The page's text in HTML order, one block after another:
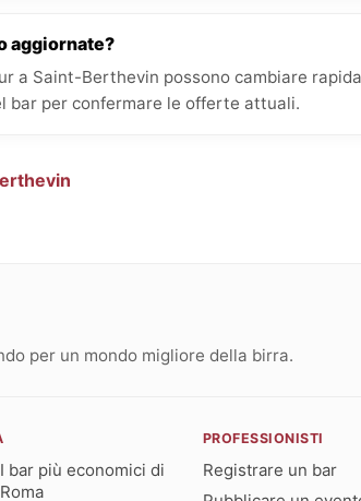
aggiornate?
a Saint-Berthevin possono cambiare
bar per confermare le offerte attuali.
per un mondo migliore della birra.
I bar più economici di
Roma
PROFESSIONISTI
Registrare un bar